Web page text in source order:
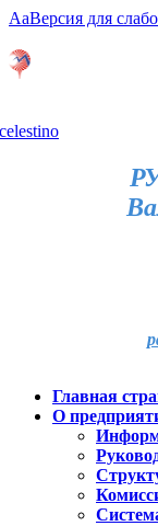
AaВерсия для
Главная
О